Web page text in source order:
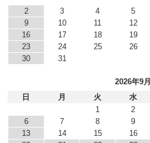
2
3 4 5
9
10 11 12
16
17 18 19
23
24 25 26
30
31
2026年9月
日
月 火 水
1
2
6
7 8 9
13
14 15 16